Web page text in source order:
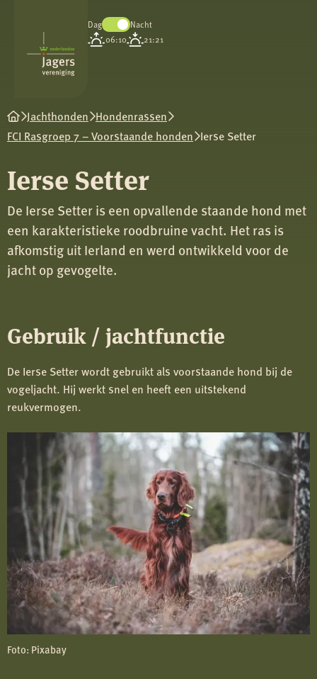
Koninklijke
Nederlandse
Jagersvereniging
Dag
Nacht
06:10
21:21
Jachthonden Hondenrassen
FCI Rasgroep 7 – Voorstaande honden Ierse Setter
Ierse Setter
De Ierse Setter is een opvallende staande hond met
een karakteristieke roodbruine vacht. Het ras is
afkomstig uit Ierland en werd ontwikkeld voor de
jacht op gevogelte.
Gebruik / jachtfunctie
De Ierse Setter wordt gebruikt als voorstaande hond bij de
vogeljacht. Hij werkt snel en heeft een uitstekend
reukvermogen.
Foto: Pixabay